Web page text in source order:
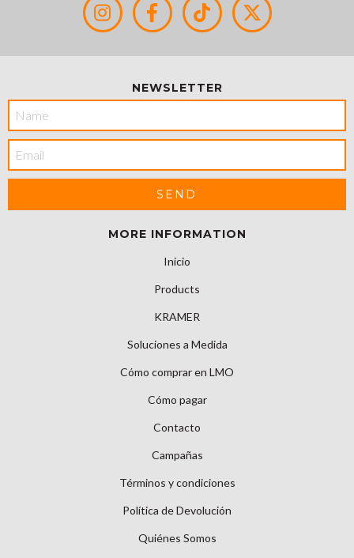
NEWSLETTER
MORE INFORMATION
Inicio
Products
KRAMER
Soluciones a Medida
Cómo comprar en LMO
Cómo pagar
Contacto
Campañas
Términos y condiciones
Política de Devolución
Quiénes Somos